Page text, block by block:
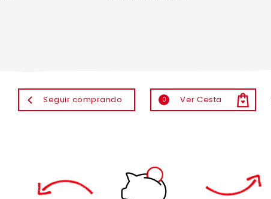
Seguir comprando 0 Ver Cesta